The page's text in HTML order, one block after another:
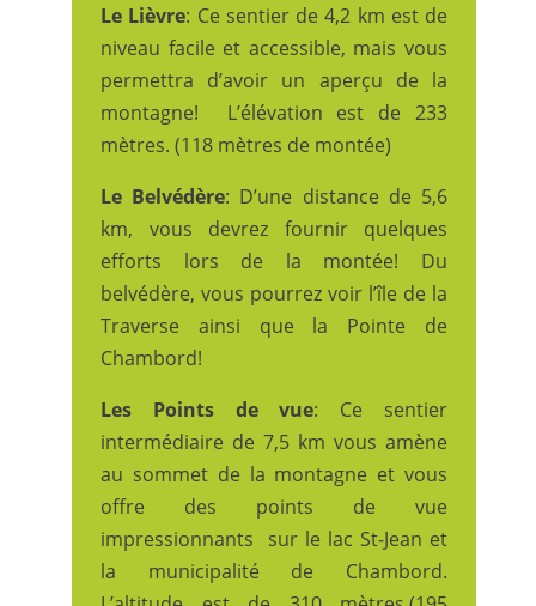
Le Lièvre: Ce sentier de 4,2 km est de
niveau facile et accessible, mais vous
permettra d’avoir un aperçu de la
montagne! L’élévation est de 233
mètres. (118 mètres de montée)
Le Belvédère: D’une distance de 5,6
km, vous devrez fournir quelques
efforts lors de la montée! Du
belvédère, vous pourrez voir l’île de la
Traverse ainsi que la Pointe de
Chambord!
Les Points de vue: Ce sentier
intermédiaire de 7,5 km vous amène
au sommet de la montagne et vous
offre des points de vue
impressionnants sur le lac St-Jean et
la municipalité de Chambord.